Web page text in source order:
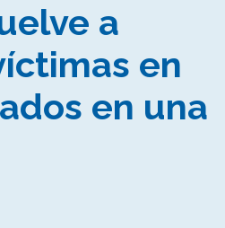
a
en
en una